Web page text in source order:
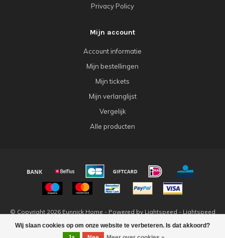
Wij slaan cookies op om onze website te verbeteren. Is dat akkoord?
Privacy Policy
Mijn account
Account informatie
Mijn bestellingen
Mijn tickets
Mijn verlanglijst
Vergelijk
Alle producten
© Copyright 2026 Eunnick Home - Powered by Lightspeed - Lightspeed
designbyDyvelopment